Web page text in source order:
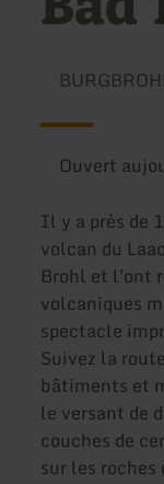
Ouvert
Il y a près de
volcan du
Brohl et l'ont
volcaniques
spectacle
Suivez la
bâtiments et
le versant de
couches de
sur les